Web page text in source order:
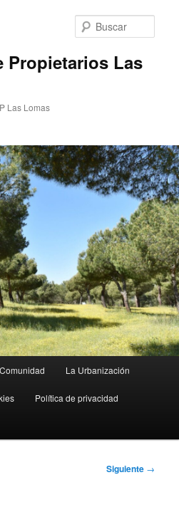
Propietarios Las
Las Lomas
Comunidad La Urbanización
Política de privacidad
Siguiente →